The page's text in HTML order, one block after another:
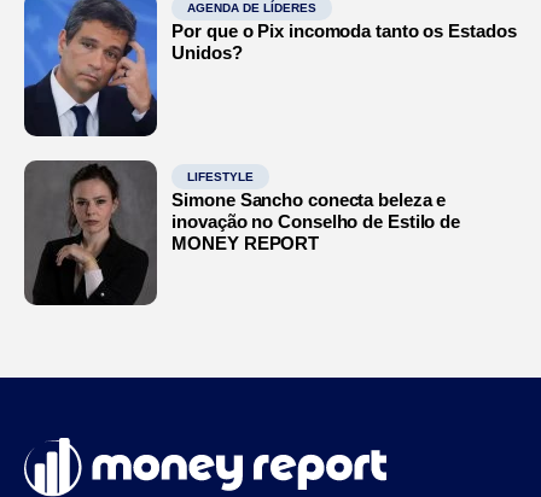
AGENDA DE LÍDERES
Por que o Pix incomoda tanto os Estados
Unidos?
LIFESTYLE
Simone Sancho conecta beleza e
inovação no Conselho de Estilo de
MONEY REPORT